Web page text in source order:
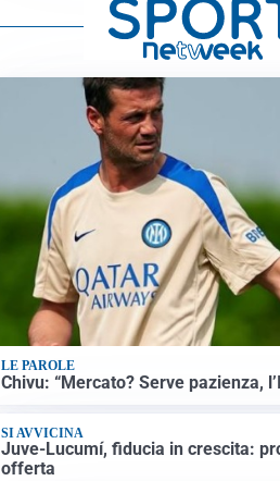
LE PAROLE
Chivu: “Mercato? Serve pazienza,
SI AVVICINA
Juve-Lucumí, fiducia in crescita:
offerta